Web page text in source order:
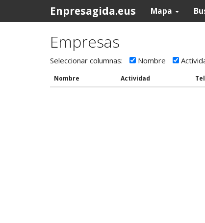
Enpresagida.eus Mapa
Empresas
Seleccionar columnas: Nombre
Nombre Actividad